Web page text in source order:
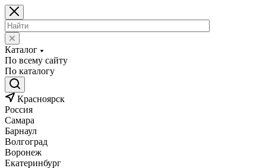
Каталог
По всему сайту
По каталогу
Красноярск
Россия
Самара
Барнаул
Волгоград
Воронеж
Екатеринбург